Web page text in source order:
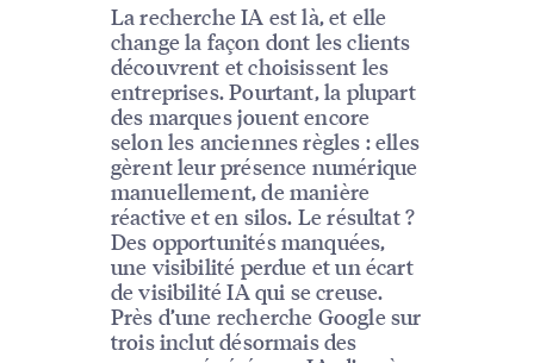
La recherche IA est là, et elle
change la façon dont les clients
découvrent et choisissent les
entreprises. Pourtant, la plupart
des marques jouent encore
selon les anciennes règles : elles
gèrent leur présence numérique
manuellement, de manière
réactive et en silos. Le résultat ?
Des opportunités manquées,
une visibilité perdue et un écart
de visibilité IA qui se creuse.
Près d’une recherche Google sur
trois inclut désormais des